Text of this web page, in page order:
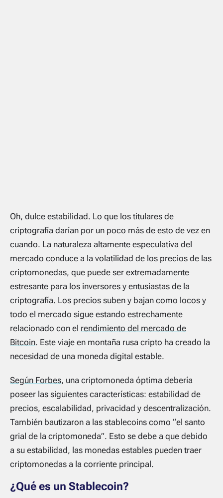
Oh, dulce estabilidad. Lo que los titulares de
criptografía darían por un poco más de esto de vez en
cuando. La naturaleza altamente especulativa del
mercado conduce a la volatilidad de los precios de las
criptomonedas, que puede ser extremadamente
estresante para los inversores y entusiastas de la
criptografía. Los precios suben y bajan como locos y
todo el mercado sigue estando estrechamente
relacionado con el rendimiento del mercado de
Bitcoin. Este viaje en montaña rusa cripto ha creado la
necesidad de una moneda digital estable.
Según Forbes, una criptomoneda óptima debería
poseer las siguientes características: estabilidad de
precios, escalabilidad, privacidad y descentralización.
También bautizaron a las stablecoins como “el santo
grial de la criptomoneda”. Esto se debe a que debido
a su estabilidad, las monedas estables pueden traer
criptomonedas a la corriente principal.
¿Qué es un Stablecoin?